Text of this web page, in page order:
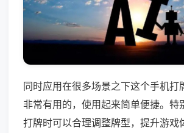
同时应用在很多场景之下这个手机打
非常有用的，使用起来简单便捷。特
打牌时可以合理调整牌型，提升游戏